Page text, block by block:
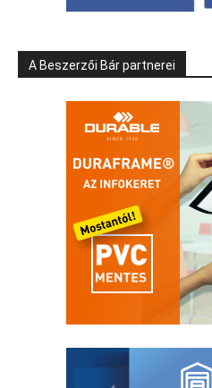
A Beszerzői Bár partnerei